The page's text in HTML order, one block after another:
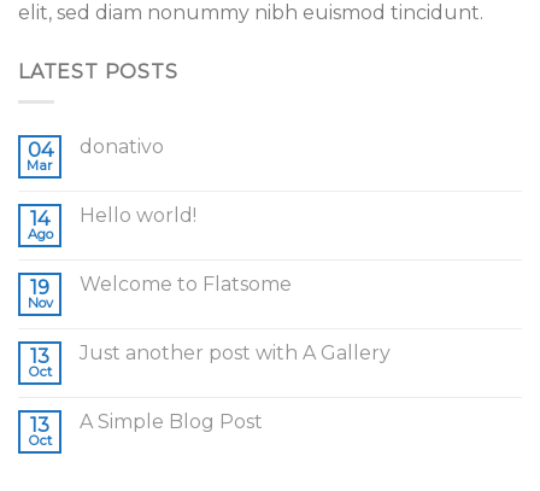
elit, sed diam nonummy nibh euismod tincidunt.
LATEST POSTS
04
Mar
donativo
14
Ago
Hello world!
19
Nov
Welcome to Flatsome
13
Oct
Just another post with A Gallery
13
Oct
A Simple Blog Post